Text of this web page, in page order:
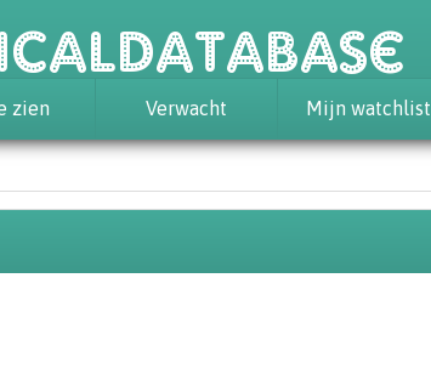
zien Verwacht Mijn watchlist